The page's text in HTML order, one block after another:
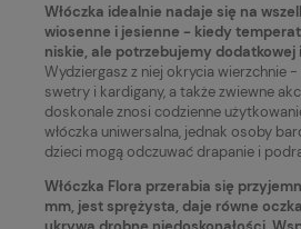
Włóczka idealnie nadaje się na
wiosenne i jesienne - kiedy
niskie, ale potrzebujemy dodatkowej
Wydziergasz z niej okrycia wierzchnie -
swetry i kardigany, a także zwiewne
doskonale znosi codzienne
włóczka uniwersalna, jednak osoby
dzieci mogą odczuwać drapanie i
Włóczka Flora przerabia się
mm, jest sprężysta, daje równe